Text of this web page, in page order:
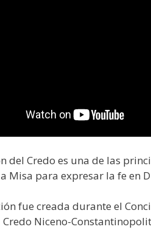
del Credo es una de las
Misa para expresar la fe en
fue creada durante el
Credo Niceno-